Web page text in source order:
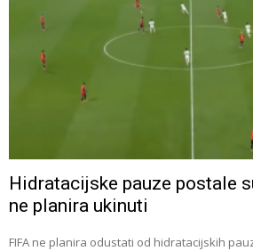
Hidratacijske pauze postale
ne planira ukinuti
FIFA ne planira odustati od hidratacijskih